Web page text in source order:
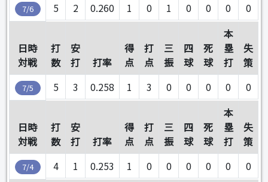
7/6 5 2 0.260 1 0 1 0 0 0 0
日時
対戦
打
数
安
打
打率
得
点
打
点
三
振
四
球
死
球
本
塁
打
失
策
7/5 5 3 0.258 1 3 0 0 0 0 0
日時
対戦
打
数
安
打
打率
得
点
打
点
三
振
四
球
死
球
本
塁
打
失
策
7/4 4 1 0.253 1 0 0 0 0 0 0